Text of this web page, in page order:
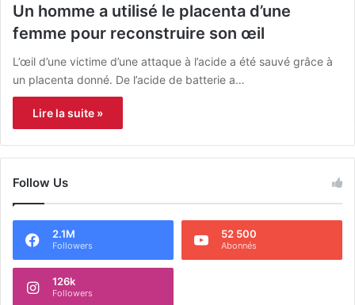
Un homme a utilisé le placenta d’une
femme pour reconstruire son œil
L’œil d’une victime d’une attaque à l’acide a été sauvé grâce à
un placenta donné. De l’acide de batterie a…
Lire la suite »
Follow Us
2.1M
Followers
52 500
Abonnés
126k
Followers